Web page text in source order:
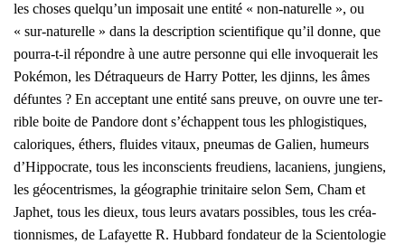
les choses quelqu’un impo­sait une enti­té « non-natu­relle », ou
« sur-natu­relle » dans la des­crip­tion scien­ti­fique qu’il donne, que
pour­ra-t-il répondre à une autre per­sonne qui elle invo­que­rait les
Poké­mon, les Détra­queurs de Har­ry Pot­ter, les djinns, les âmes
défuntes ? En accep­tant une enti­té sans preuve, on ouvre une ter­
rible boite de Pan­dore dont s’échappent tous les phlo­gis­tiques,
calo­riques, éthers, fluides vitaux, pneu­mas de Galien, humeurs
d’Hippocrate, tous les incons­cients freu­diens, laca­niens, jun­giens,
les géo­cen­trismes, la géo­gra­phie tri­ni­taire selon Sem, Cham et
Japhet, tous les dieux, tous leurs ava­tars pos­sibles, tous les créa­
tion­nismes, de Lafayette R. Hub­bard fon­da­teur de la Scien­to­lo­gie